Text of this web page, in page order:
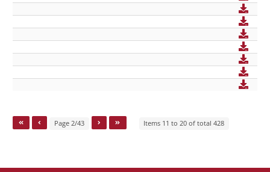
Page 2/43 Items 11 to 20 of total 428